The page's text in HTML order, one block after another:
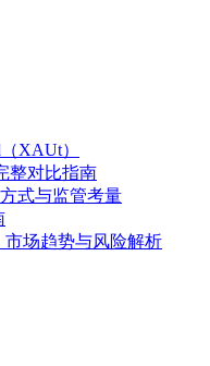
XAUt）
整对比指南
式与监管考量
市场趋势与风险解析